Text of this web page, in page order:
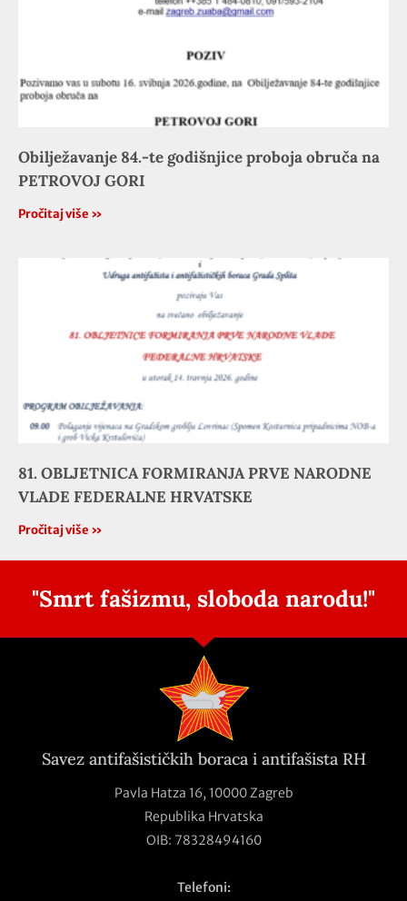
Obilježavanje 84.-te godišnjice proboja obruča na
PETROVOJ GORI
Pročitaj više »
81. OBLJETNICA FORMIRANJA PRVE NARODNE
VLADE FEDERALNE HRVATSKE
Pročitaj više »
"Smrt fašizmu, sloboda narodu!"
Savez antifašističkih boraca i antifašista RH
Pavla Hatza 16, 10000 Zagreb
Republika Hrvatska
OIB: 78328494160
Telefoni: